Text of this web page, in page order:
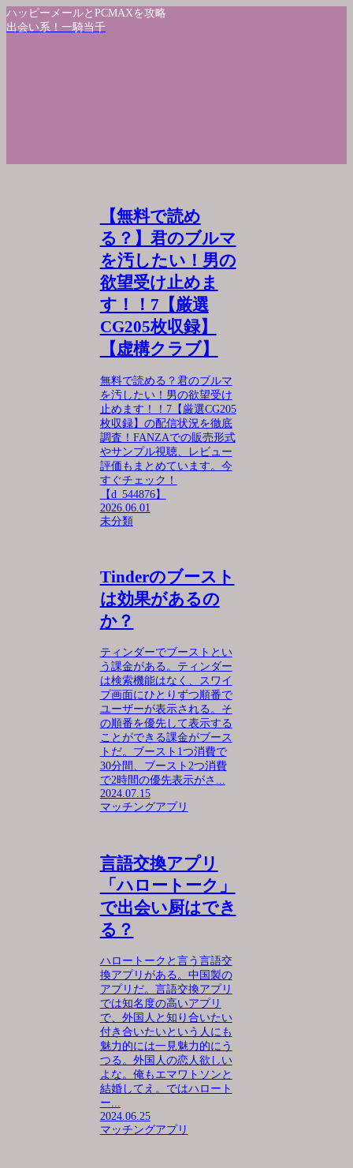
ハッピーメールとPCMAXを攻略
出会い系！一騎当千
【無料で読め
る？】君のブルマ
を汚したい！男の
欲望受け止めま
す！！7【厳選
CG205枚収録】
【虚構クラブ】
無料で読める？君のブルマ
を汚したい！男の欲望受け
止めます！！7【厳選CG205
枚収録】の配信状況を徹底
調査！FANZAでの販売形式
やサンプル視聴、レビュー
評価もまとめています。今
すぐチェック！
【d_544876】
2026.06.01
未分類
Tinderのブースト
は効果があるの
か？
ティンダーでブーストとい
う課金がある。ティンダー
は検索機能はなく、スワイ
プ画面にひとりずつ順番で
ユーザーが表示される。そ
の順番を優先して表示する
ことができる課金がブース
トだ。ブースト1つ消費で
30分間、ブースト2つ消費
で2時間の優先表示がさ...
2024.07.15
マッチングアプリ
言語交換アプリ
「ハロートーク」
で出会い厨はでき
る？
ハロートークと言う言語交
換アプリがある。中国製の
アプリだ。言語交換アプリ
では知名度の高いアプリ
で、外国人と知り合いたい
付き合いたいという人にも
魅力的には一見魅力的にう
つる。外国人の恋人欲しい
よな。俺もエマワトソンと
結婚してえ。ではハロート
ー...
2024.06.25
マッチングアプリ